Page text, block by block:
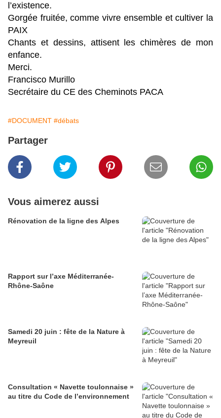
l’existence.
Gorgée fruitée, comme vivre ensemble et cultiver la
PAIX
Chants et dessins, attisent les chimères de mon
enfance.
Merci.
Francisco Murillo
Secrétaire du CE des Cheminots PACA
#DOCUMENT #débats
Partager
Vous aimerez aussi
Rénovation de la ligne des Alpes
Rapport sur l’axe Méditerranée-
Rhône-Saône
Samedi 20 juin : fête de la Nature à
Meyreuil
Consultation « Navette toulonnaise »
au titre du Code de l’environnement